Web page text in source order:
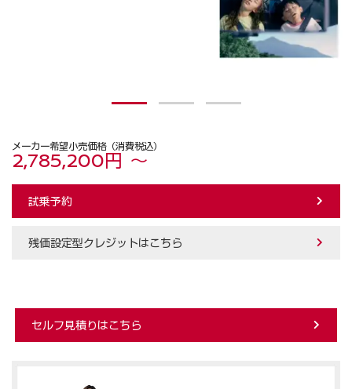
メーカー希望小売価格（消費税込）
2,785,200円 ～
試乗予約
残価設定型クレジットはこちら
セルフ見積りはこちら